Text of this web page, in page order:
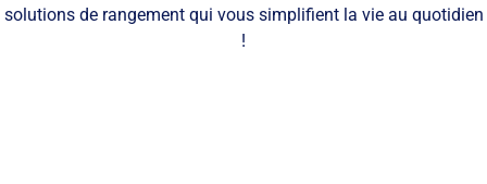
solutions de rangement qui vous simplifient la vie au quotidien
!